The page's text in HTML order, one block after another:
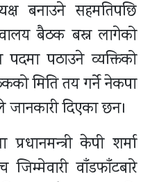
बनाउने सहमतिपछि
बैठक बस्न लागेको
पठाउने व्यक्तिको
मिति तय गर्ने नेकपा
दिएका छन।
केपी शर्मा
वाँडफाँटबारे